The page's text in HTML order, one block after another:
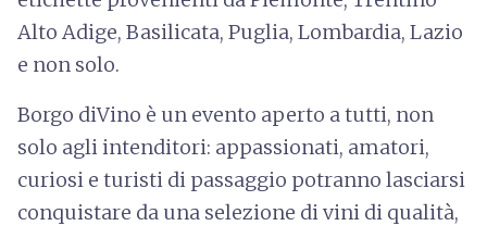
Alto Adige, Basilicata, Puglia, Lombardia, Lazio
e non solo.
Borgo diVino è un evento aperto a tutti, non
solo agli intenditori: appassionati, amatori,
curiosi e turisti di passaggio potranno lasciarsi
conquistare da una selezione di vini di qualità,